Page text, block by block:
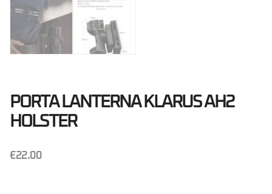
PORTA LANTERNA KLARUS AH2
HOLSTER
€22.00